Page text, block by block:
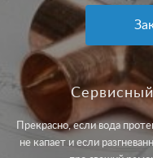
Прекрасно, если вода
не капает и если